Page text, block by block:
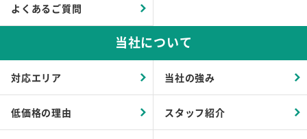
よくあるご質問
当社について
対応エリア 当社の強み
低価格の理由 スタッフ紹介